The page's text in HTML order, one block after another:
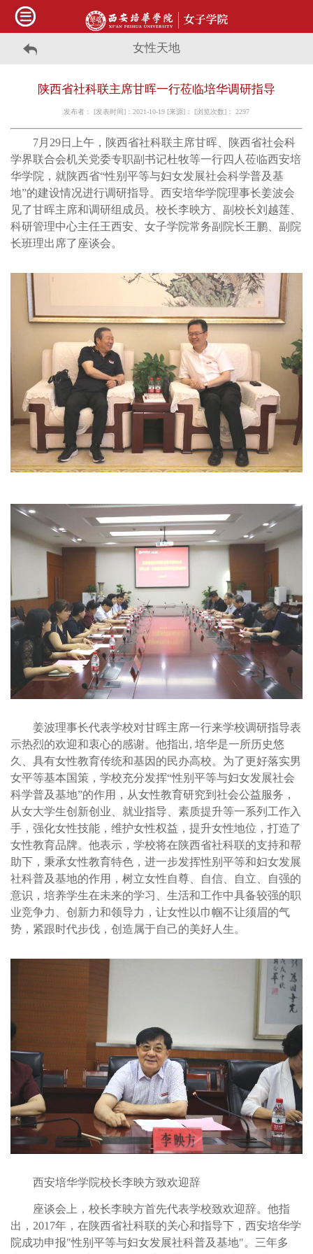
女性天地
陕西省社科联主席甘晖一行莅临培华调研指导
发布者： [发表时间]：2021-10-19 [来源]： [浏览次数]： 2297
7月29日上午，陕西省社科联主席甘晖、陕西省社会科
学界联合会机关党委专职副书记杜牧等一行四人莅临西安培
华学院，就陕西省“性别平等与妇女发展社会科学普及基
地”的建设情况进行调研指导。西安培华学院理事长姜波会
见了甘晖主席和调研组成员。校长李映方、副校长刘越莲、
科研管理中心主任王西安、女子学院常务副院长王鹏、副院
长班理出席了座谈会。
姜波理事长代表学校对甘晖主席一行来学校调研指导表
示热烈的欢迎和衷心的感谢。他指出, 培华是一所历史悠
久、具有女性教育传统和基因的民办高校。为了更好落实男
女平等基本国策，学校充分发挥“性别平等与妇女发展社会
科学普及基地”的作用，从女性教育研究到社会公益服务，
从女大学生创新创业、就业指导、素质提升等一系列工作入
手，强化女性技能，维护女性权益，提升女性地位，打造了
女性教育品牌。他表示，学校将在陕西省社科联的支持和帮
助下，秉承女性教育特色，进一步发挥性别平等和妇女发展
社科普及基地的作用，树立女性自尊、自信、自立、自强的
意识，培养学生在未来的学习、生活和工作中具备较强的职
业竞争力、创新力和领导力，让女性以巾帼不让须眉的气
势，紧跟时代步伐，创造属于自己的美好人生。
西安培华学院校长李映方致欢迎辞
座谈会上，校长李映方首先代表学校致欢迎辞。他指
出，2017年，在陕西省社科联的关心和指导下，西安培华学
院成功申报"性别平等与妇女发展社科普及基地"。三年多